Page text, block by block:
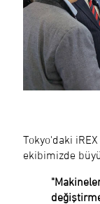
Tokyo'daki
ekibimizde